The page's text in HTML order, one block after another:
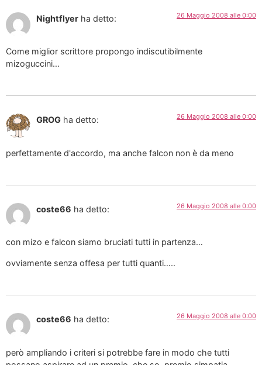
Nightflyer ha detto: 26 Maggio 2008 alle 0:00
Come miglior scrittore propongo indiscutibilmente
mizoguccini…
GROG ha detto: 26 Maggio 2008 alle 0:00
perfettamente d'accordo, ma anche falcon non è da meno
coste66 ha detto: 26 Maggio 2008 alle 0:00
con mizo e falcon siamo bruciati tutti in partenza…
ovviamente senza offesa per tutti quanti…..
coste66 ha detto: 26 Maggio 2008 alle 0:00
però ampliando i criteri si potrebbe fare in modo che tutti